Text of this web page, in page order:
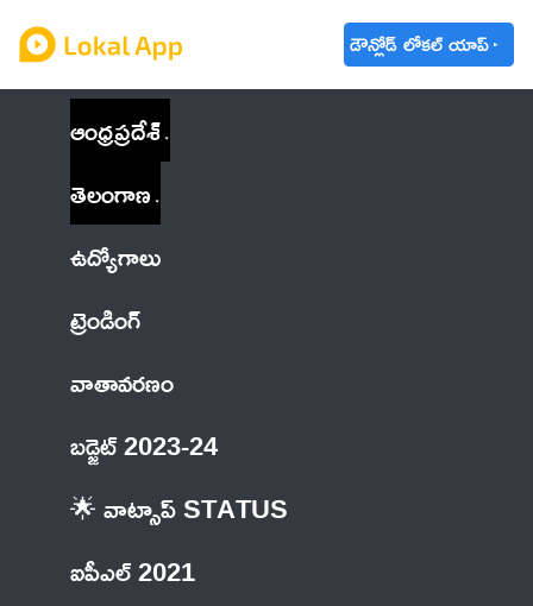
డౌన్లోడ్ లోకల్ యాప్
ఆంధ్రప్రదేశ్
తెలంగాణ
ఉద్యోగాలు
ట్రెండింగ్
వాతావరణం
బడ్జెట్ 2023-24
🌟 వాట్సాప్ STATUS
ఐపీఎల్ 2021